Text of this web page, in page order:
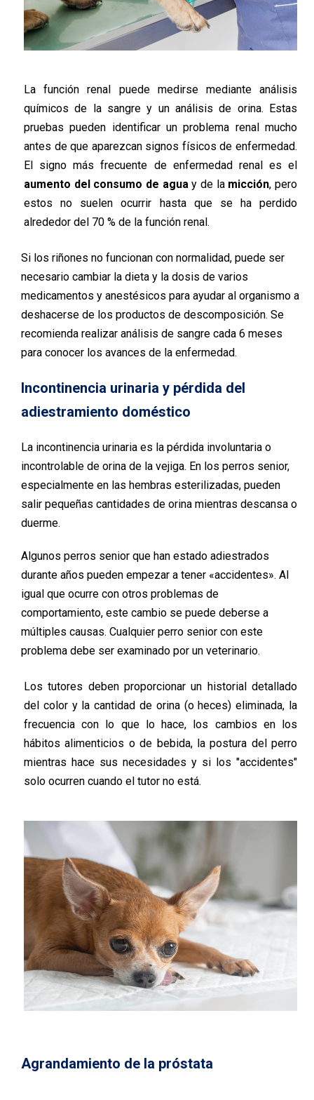
La función renal puede medirse mediante análisis
químicos de la sangre y un análisis de orina. Estas
pruebas pueden identificar un problema renal mucho
antes de que aparezcan signos físicos de enfermedad.
El signo más frecuente de enfermedad renal es el
aumento del consumo de aguay de la micción, pero
estos no suelen ocurrir hasta que se ha perdido
alrededor del 70 % de la función renal.
Si los riñones no funcionan con normalidad, puede ser
necesario cambiar la dieta y la dosis de varios
medicamentos y anestésicos para ayudar al organismo a
deshacerse de los productos de descomposición. Se
recomienda realizar análisis de sangre cada 6 meses
para conocer los avances de la enfermedad.
Incontinencia urinaria y pérdida del
adiestramiento doméstico
La incontinencia urinaria es la pérdida involuntaria o
incontrolable de orina de la vejiga. En los perros senior,
especialmente en las hembras esterilizadas, pueden
salir pequeñas cantidades de orina mientras descansa o
duerme.
Algunos perros senior que han estado adiestrados
durante años pueden empezar a tener «accidentes». Al
igual que ocurre con otros problemas de
comportamiento, este cambio se puede deberse a
múltiples causas. Cualquier perro senior con este
problema debe ser examinado por un veterinario.
Los tutores deben proporcionar un historial detallado
del color y la cantidad de orina (o heces) eliminada, la
frecuencia con lo que lo hace, los cambios en los
hábitos alimenticios o de bebida, la postura del perro
mientras hace sus necesidades y si los "accidentes"
solo ocurren cuando el tutor no está.
Agrandamiento de la próstata